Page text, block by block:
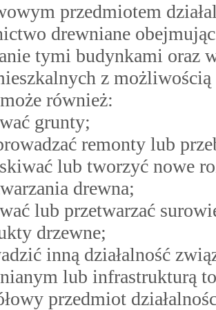
przedmiotem
drewniane
tymi budynkami oraz
z możliwością
również:
grunty;
remonty lub
lub tworzyć nowe
drewna;
lub przetwarzać
drzewne;
inną działalność
lub infrastrukturą
przedmiot